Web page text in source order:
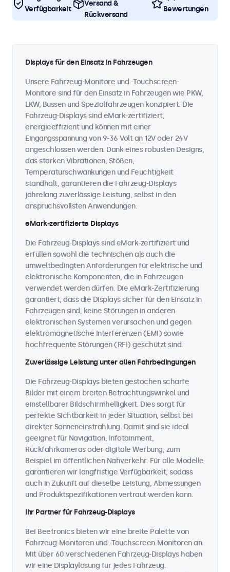
Verfügbarkeit
Versand &
Rückversand
Bewertungen
Displays für den Einsatz in Fahrzeugen
Unsere Fahrzeug-Monitore und -Touchscreen-
Monitore sind für den Einsatz in Fahrzeugen wie PKW,
LKW, Bussen und Spezialfahrzeugen konzipiert. Die
Fahrzeug-Displays sind eMark-zertifiziert,
energieeffizient und können mit einer
Eingangsspannung von 9-36 Volt an 12V oder 24V
angeschlossen werden. Dank eines robusten Designs,
das starken Vibrationen, Stößen,
Temperaturschwankungen und Feuchtigkeit
standhält, garantieren die Fahrzeug-Displays
jahrelang zuverlässige Leistung, selbst in den
anspruchsvollsten Anwendungen.
eMark-zertifizierte Displays
Die Fahrzeug-Displays sind eMark-zertifiziert und
erfüllen sowohl die technischen als auch die
umweltbedingten Anforderungen für elektrische und
elektronische Komponenten, die in Fahrzeugen
verwendet werden dürfen. Die eMark-Zertifizierung
garantiert, dass die Displays sicher für den Einsatz in
Fahrzeugen sind, keine Störungen in anderen
elektronischen Systemen verursachen und gegen
elektromagnetische Interferenzen (EMI) sowie
hochfrequente Störungen (RFI) geschützt sind.
Zuverlässige Leistung unter allen Fahrbedingungen
Die Fahrzeug-Displays bieten gestochen scharfe
Bilder mit einem breiten Betrachtungswinkel und
einstellbarer Bildschirmhelligkeit. Dies sorgt für
perfekte Sichtbarkeit in jeder Situation, selbst bei
direkter Sonneneinstrahlung. Damit sind sie ideal
geeignet für Navigation, Infotainment,
Rückfahrkameras oder digitale Werbung, zum
Beispiel im öffentlichen Nahverkehr. Für alle Modelle
garantieren wir langfristige Verfügbarkeit, sodass
auch in Zukunft auf dieselbe Leistung, Abmessungen
und Produktspezifikationen vertraut werden kann.
Ihr Partner für Fahrzeug-Displays
Bei Beetronics bieten wir eine breite Palette von
Fahrzeug-Monitoren und -Touchscreen-Monitoren an.
Mit über 60 verschiedenen Fahrzeug-Displays haben
wir eine Displaylösung für jedes Fahrzeug.